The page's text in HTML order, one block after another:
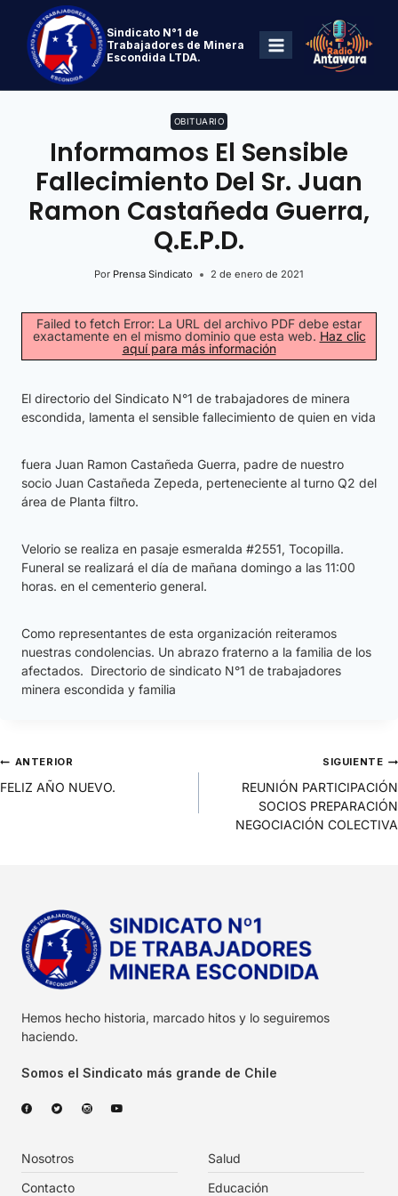
Sindicato N°1 de
Trabajadores de Minera
Escondida LTDA.
OBITUARIO
Informamos El Sensible
Fallecimiento Del Sr. Juan
Ramon Castañeda Guerra,
Q.E.P.D.
Por Prensa Sindicato 2 de enero de 2021
Failed to fetch Error: La URL del archivo PDF debe estar
exactamente en el mismo dominio que esta web. Haz clic
aquí para más información
El directorio del Sindicato N°1 de trabajadores de minera
escondida, lamenta el sensible fallecimiento de quien en vida
fuera Juan Ramon Castañeda Guerra, padre de nuestro
socio Juan Castañeda Zepeda, perteneciente al turno Q2 del
área de Planta filtro.
Velorio se realiza en pasaje esmeralda #2551, Tocopilla.
Funeral se realizará el día de mañana domingo a las 11:00
horas. en el cementerio general.
Como representantes de esta organización reiteramos
nuestras condolencias. Un abrazo fraterno a la familia de los
afectados. Directorio de sindicato N°1 de trabajadores
minera escondida y familia
ANTERIOR
FELIZ AÑO NUEVO.
SIGUIENTE
REUNIÓN PARTICIPACIÓN
SOCIOS PREPARACIÓN
NEGOCIACIÓN COLECTIVA
Hemos hecho historia, marcado hitos y lo seguiremos
haciendo.
Somos el Sindicato más grande de Chile
Nosotros
Contacto
Salud
Educación